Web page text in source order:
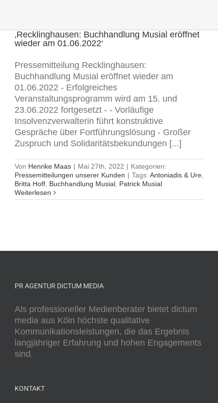
‚Recklinghausen: Buchhandlung Musial eröffnet
wieder am 01.06.2022‘
Pressemitteilung Recklinghausen:
Buchhandlung Musial eröffnet wieder am
01.06.2022 - Erfolgreiches
Veranstaltungsprogramm wird am 15. und
23.06.2022 fortgesetzt - - Vorläufige
Insolvenzverwalterin führt konstruktive
Gespräche über Fortführungslösung - Großer
Zuspruch und Solidaritätsbekundungen [...]
Von Henrike Maas | Mai 27th, 2022 | Kategorien:
Pressemitteilungen unserer Kunden | Tags: Antoniadis & Ure
Britta Hoff Buchhandlung Musial Patrick Musial
Weiterlesen
PR AGENTUR DICTUM MEDIA
Als professioneller Medienberater bietet dictum
media aus Köln höchste qualitative
Kommunikationsleistungen, die das Ergebnis
langjähriger Erfahrung und hohen Engagements
sind.
KONTAKT